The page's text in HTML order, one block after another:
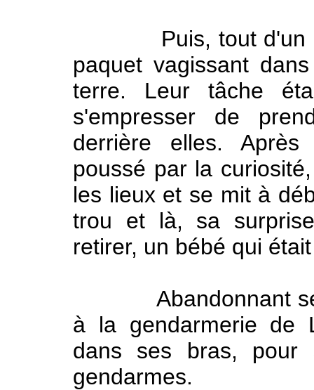
Puis, tout d'un
paquet vagissant
terre. Leur tâche
s'empresser de
derrière elles.
poussé par la
les lieux et se mit à
trou et là, sa
retirer, un bébé qui
Abandonnant ses
à la gendarmerie de
dans ses bras, pour
gendarmes.